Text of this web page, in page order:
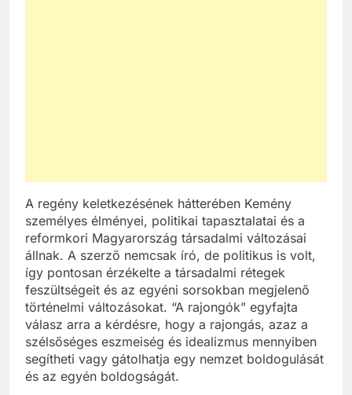
A regény keletkezésének hátterében Kemény
személyes élményei, politikai tapasztalatai és a
reformkori Magyarország társadalmi változásai
állnak. A szerző nemcsak író, de politikus is volt,
így pontosan érzékelte a társadalmi rétegek
feszültségeit és az egyéni sorsokban megjelenő
történelmi változásokat. “A rajongók” egyfajta
válasz arra a kérdésre, hogy a rajongás, azaz a
szélsőséges eszmeiség és idealizmus mennyiben
segítheti vagy gátolhatja egy nemzet boldogulását
és az egyén boldogságát.